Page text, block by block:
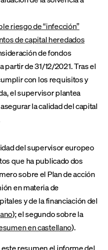
riesgo de “infección”
de capital heredados
de fondos
partir de 31/12/2021. Tras el
con los requisitos y
el supervisor plantea
la calidad del capital
del supervisor europeo
que ha publicado dos
sobre el Plan de acción
en materia de
y de la financiación del
); el segundo sobre la
en castellano).
resumen el informe del